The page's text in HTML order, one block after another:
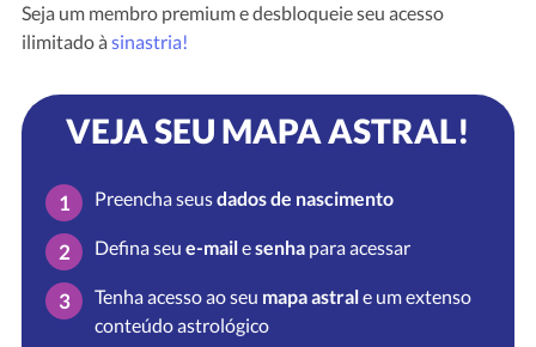
Seja um membro premium e desbloqueie seu acesso
ilimitado à sinastria!
VEJA SEU MAPA ASTRAL!
1 Preencha seusdados de nascimento
2 Defina seu e-mailesenha para acessar
3 Tenha acesso ao seu mapa astrale um extenso
conteúdo astrológico